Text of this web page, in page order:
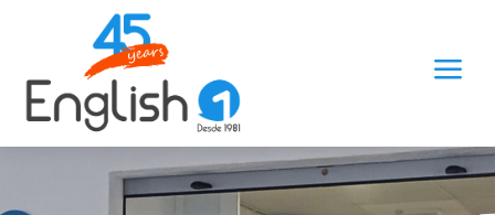
a